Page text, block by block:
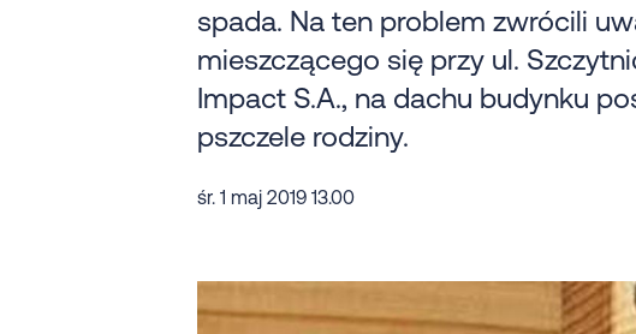
spada. Na ten problem zwrócili
mieszczącego się przy ul.
Impact S.A., na dachu budynku
pszczele rodziny.
śr. 1 maj 2019 13.00